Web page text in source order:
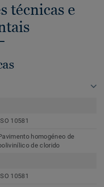
técnicas e
10581
homogéneo de
de clorido
10581